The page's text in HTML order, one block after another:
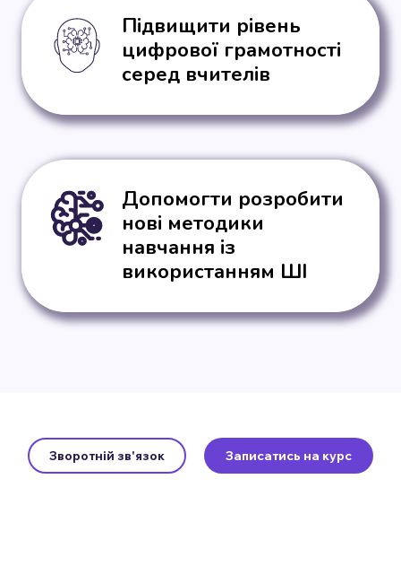
Підвищити рівень
цифрової грамотності
серед вчителів
Допомогти розробити
нові методики
навчання із
використанням ШІ
Зворотній зв'язок Записатись на курс